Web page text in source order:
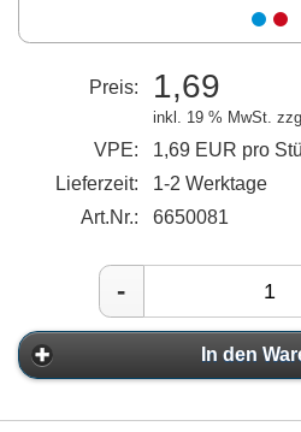
Preis: 1,69
inkl. 19 % MwSt.
VPE:
1,69 EUR pro
Lieferzeit:
1-2 Werktage
Art.Nr.:
6650081
-
In den